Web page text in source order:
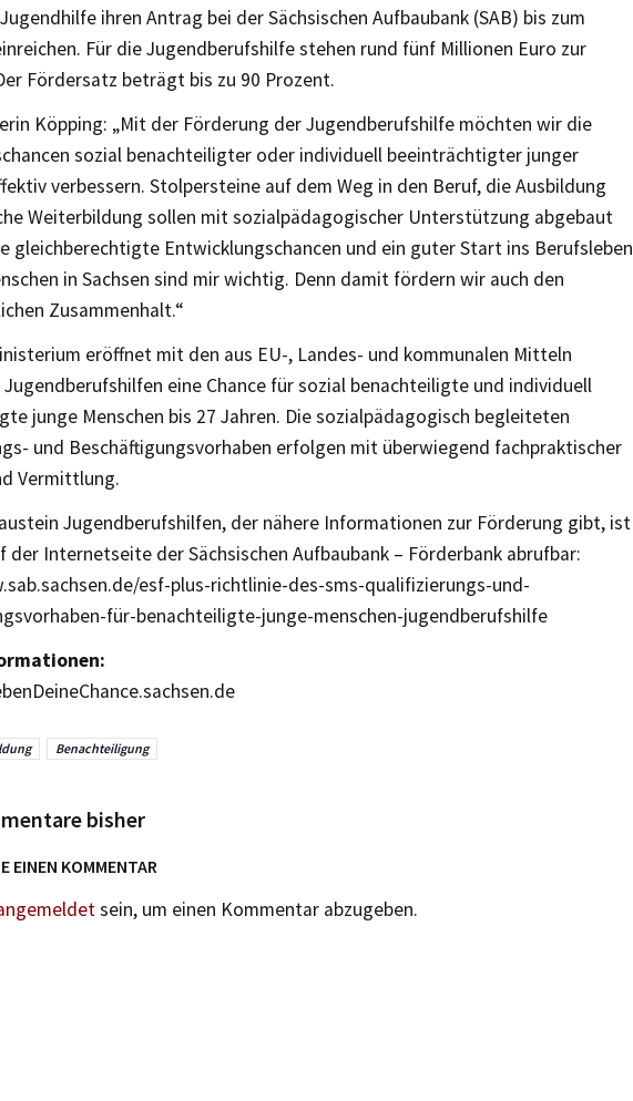
ihren Antrag bei der Sächsischen Aufbaubank (SAB) bis zum
Für die Jugendberufshilfe stehen rund fünf Millionen Euro zur
Fördersatz beträgt bis zu 90 Prozent.
Köpping: „Mit der Förderung der Jugendberufshilfe möchten wir die
sozial benachteiligter oder individuell beeinträchtigter junger
verbessern. Stolpersteine auf dem Weg in den Beruf, die Ausbildung
Weiterbildung sollen mit sozialpädagogischer Unterstützung abgebaut
gleichberechtigte Entwicklungschancen und ein guter Start ins Berufsleben
in Sachsen sind mir wichtig. Denn damit fördern wir auch den
Zusammenhalt.“
eröffnet mit den aus EU-, Landes- und kommunalen Mitteln
eine Chance für sozial benachteiligte und individuell
junge Menschen bis 27 Jahren. Die sozialpädagogisch begleiteten
und Beschäftigungsvorhaben erfolgen mit überwiegend fachpraktischer
Vermittlung.
Jugendberufshilfen, der nähere Informationen zur Förderung gibt, ist
der Internetseite der Sächsischen Aufbaubank – Förderbank abrufbar:
esf-plus-richtlinie-des-sms-qualifizierungs-und-
für-benachteiligte-junge-menschen-jugendberufshilfe
Benachteiligung
bisher
EINEN KOMMENTAR
sein, um einen Kommentar abzugeben.